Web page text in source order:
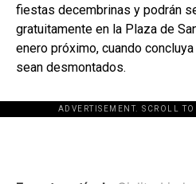
fiestas decembrinas y podrán
gratuitamente en la Plaza de
enero próximo, cuando
sean desmontados.
ADVERTISEMENT. SCROLL